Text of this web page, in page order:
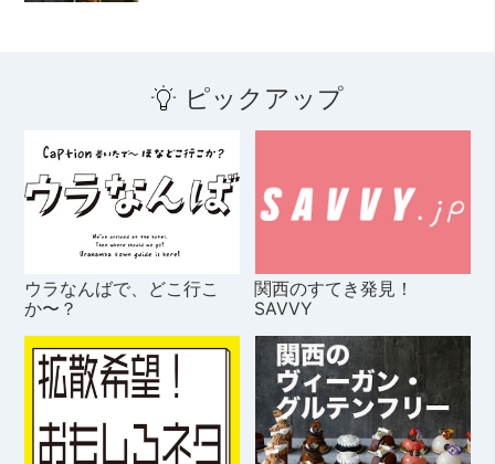
ピックアップ
ウラなんばで、どこ行こ
か〜？
関西のすてき発見！
SAVVY